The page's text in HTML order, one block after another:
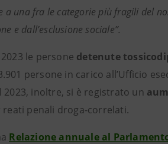
a una fra le categorie più fragili del
e dall’esclusione sociale”.
le persone detenute
persone in carico all’Ufficio
2023, inoltre, si è registrato un
reati penali droga-correlati.
Relazione annuale al